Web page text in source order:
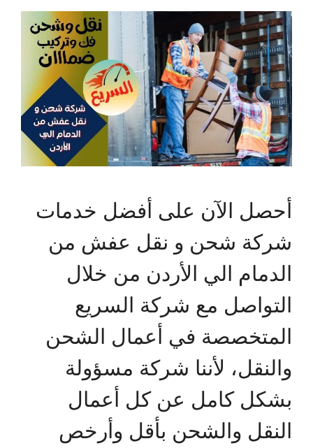
أحصل الآن على أفضل خدمات
شركة شحن و نقل عفش من
الدمام الي الأردن من خلال
التواصل مع شركة السريع
المتخصصة في أعمال الشحن
والنقل، لأننا شركة مسؤولة
بشكل كامل عن كل أعمال
النقل والشحن بأقل وأرخص